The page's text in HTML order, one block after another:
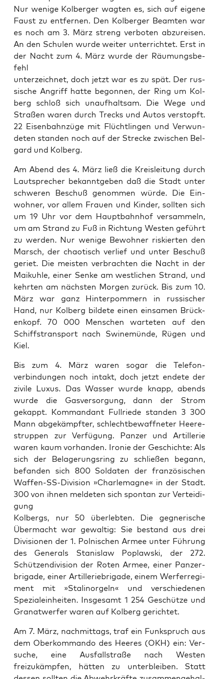
Nur wenige Kol­berg­er wagten es, sich auf eigene
Faust zu ent­fer­nen. Den Kol­berg­er Beamten war
es noch am 3. März streng ver­boten abzureisen.
An den Schulen wurde weit­er unter­richtet. Erst in
der Nacht zum 4. März wurde der Räu­mungs­be­
fehl
unterze­ich­net, doch jet­zt war es zu spät. Der rus­
sis­che Angriff hat­te begonnen, der Ring um Kol­
berg schloß sich unaufhalt­sam. Die Wege und
Straßen waren durch Trecks und Autos ver­stopft.
22 Eisen­bahnzüge mit Flüchtlin­gen und Ver­wun­
de­ten standen noch auf der Strecke zwis­chen Bel­
gard und Kol­berg.
Am Abend des 4. März ließ die Kreisleitung durch
Laut­sprech­er bekan­nt­geben daß die Stadt unter
schw­eren Beschuß genom­men würde. Die Ein­
wohn­er, vor allem Frauen und Kinder, soll­ten sich
um 19 Uhr vor dem Haupt­bahn­hof ver­sam­meln,
um am Strand zu Fuß in Rich­tung West­en geführt
zu wer­den. Nur wenige Bewohn­er riskierten den
Marsch, der chao­tisch ver­lief und unter Beschuß
geri­et. Die meis­ten ver­bracht­en die Nacht in der
Maikuh­le, ein­er Senke am west­lichen Strand, und
kehrten am näch­sten Mor­gen zurück. Bis zum 10.
März war ganz Hin­ter­pom­mern in rus­sis­ch­er
Hand, nur Kol­berg bildete einen ein­samen Brück­
enkopf. 70 000 Men­schen warteten auf den
Schiff­s­trans­port nach Swinemünde, Rügen und
Kiel.
Bis zum 4. März waren sog­ar die Tele­fon­
verbindun­gen noch intakt, doch jet­zt endete der
zivile Luxus. Das Wass­er wurde knapp, abends
wurde die Gasver­sorgung, dann der Strom
gekappt. Kom­man­dant Full­riede standen 3 300
Mann abgekämpfter, schlecht­be­waffneter Heer­e­
strup­pen zur Ver­fü­gung. Panz­er und Artillerie
waren kaum vorhan­den. Ironie der Geschichte: Als
sich der Belagerungsring zu schließen begann,
befan­den sich 800 Sol­dat­en der franzö­sis­chen
Waf­fen-SS-Divi­sion »Charle­magne« in der Stadt.
300 von ihnen melde­ten sich spon­tan zur Vertei­di­
gung
Kol­bergs, nur 50 über­lebten. Die geg­ner­ische
Über­ma­cht war gewaltig: Sie bestand aus drei
Divi­sio­nen der 1. Pol­nis­chen Armee unter Führung
des Gen­er­als Stanis­law Poplaws­ki, der 272.
Schützen­di­vi­sion der Roten Armee, ein­er Panzer­
bri­gade, ein­er Artilleriebri­gade, einem Wer­fer­reg­i­
ment mit »Stal­i­norgeln« und ver­schiede­nen
Spezialein­heit­en. Ins­ge­samt 1 254 Geschütze und
Granatwer­fer waren auf Kol­berg gerichtet.
Am 7. März, nach­mit­tags, traf ein Funkspruch aus
dem Oberkom­man­do des Heeres (OKH) ein: Ver­
suche, eine Aus­fall­straße nach West­en
freizukämpfen, hät­ten zu unterbleiben. Statt